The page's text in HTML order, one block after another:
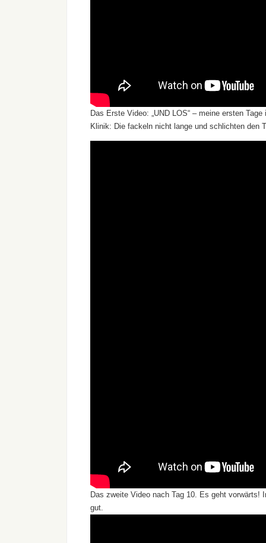
Das Erste Video: „UND LOS“ – meine ersten
Klinik: Die fackeln nicht lange und schlichten den
Das zweite Video nach Tag 10. Es geht vorwärts!
gut.